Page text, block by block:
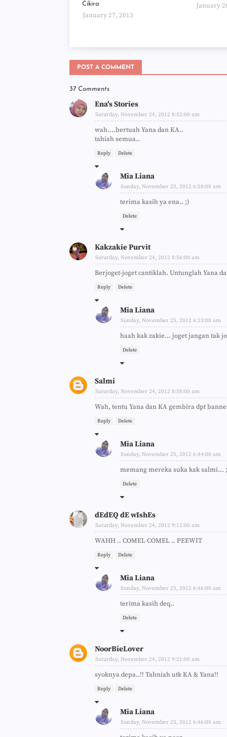
Cikira
January 27, 2013
January
POST A COMMENT
37 Comments
Ena's Stories
Saturday, November 24, 2012 8:52:00 am
wah....bertuah Yana dan KA..
tahiah semua..
Reply Delete
Mia Liana
Sunday, November 25, 2012 6:28:00 am
terima kasih ya ena.. ;)
Delete
Kakzakie Purvit
Saturday, November 24, 2012 8:56:00 am
Berjoget-joget cantiklah. Untunglah Yana
Reply Delete
Mia Liana
Sunday, November 25, 2012 6:33:00 am
haah kak zakie... joget jangan tak
Delete
Salmi
Saturday, November 24, 2012 8:58:00 am
Wah, tentu Yana dan KA gembira dpt
Reply Delete
Mia Liana
Sunday, November 25, 2012 6:44:00 am
memang mereka suka kak salmi...
Delete
dEdEQ dE wIshEs
Saturday, November 24, 2012 9:12:00 am
WAHH .. COMEL COMEL .. PEEWIT
Reply Delete
Mia Liana
Sunday, November 25, 2012 6:46:00 am
terima kasih deq..
Delete
NoorBieLover
Saturday, November 24, 2012 9:21:00 am
syoknya depa..!! Tahniah utk KA & Yana!!
Reply Delete
Mia Liana
Sunday, November 25, 2012 6:46:00 am